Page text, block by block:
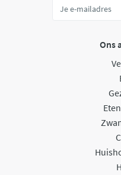
Ons